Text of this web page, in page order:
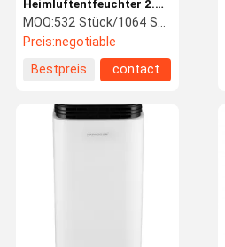
Heimluftentfeuchter 2.2L
Tank Turm Voll-Touch-
Display
Feuchtigkeitskontrolle
MOQ:532 Stück/1064 Stück/1328 Stück
Preis:negotiable
Bestpreis
contact